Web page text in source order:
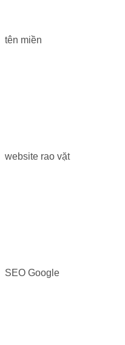
tên miền
website rao vặt
SEO Google